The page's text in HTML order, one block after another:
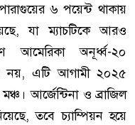
৬ পয়েন্ট থাকায়
যা ম্যাচটিকে আরও
আমেরিকা অনূর্ধ্ব-২০
নয়, এটি আগামী ২০২৫
আর্জেন্টিনা ও ব্রাজিল
তবে চ্যাম্পিয়ন হয়ে